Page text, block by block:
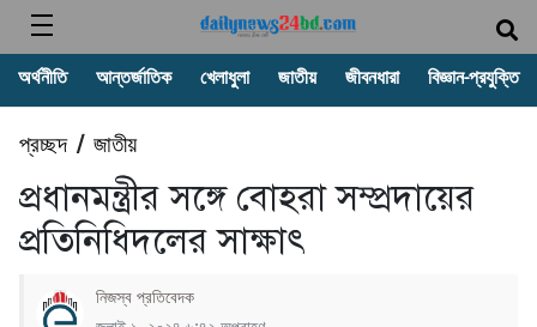
অর্থনীতি আন্তর্জাতিক খেলাধুলা জাতীয় জীবনধারা বিজ্ঞান-প্রযুক্তি
প্রচ্ছদ/ জাতীয়
প্রধানমন্ত্রীর সঙ্গে বোহরা সম্প্রদায়ের
প্রতিনিধিদলের সাক্ষাৎ
নিজস্ব প্রতিবেদক